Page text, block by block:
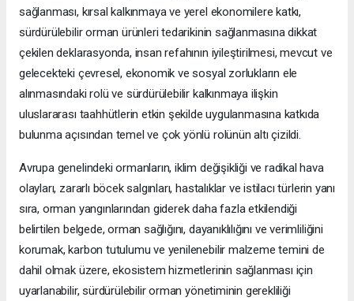
sağlanması, kırsal kalkınmaya ve yerel ekonomilere katkı,
sürdürülebilir orman ürünleri tedarikinin sağlanmasına dikkat
çekilen deklarasyonda, insan refahının iyileştirilmesi, mevcut ve
gelecekteki çevresel, ekonomik ve sosyal zorlukların ele
alınmasındaki rolü ve sürdürülebilir kalkınmaya ilişkin
uluslararası taahhütlerin etkin şekilde uygulanmasına katkıda
bulunma açısından temel ve çok yönlü rolünün altı çizildi.
Avrupa genelindeki ormanların, iklim değişikliği ve radikal hava
olayları, zararlı böcek salgınları, hastalıklar ve istilacı türlerin yanı
sıra, orman yangınlarından giderek daha fazla etkilendiği
belirtilen belgede, orman sağlığını, dayanıklılığını ve verimliliğini
korumak, karbon tutulumu ve yenilenebilir malzeme temini de
dahil olmak üzere, ekosistem hizmetlerinin sağlanması için
uyarlanabilir, sürdürülebilir orman yönetiminin gerekliliği